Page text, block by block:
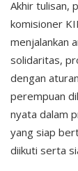
Akhir tulisan,
komisioner
menjalankan
solidaritas,
dengan
perempuan
nyata dalam
yang siap
diikuti serta